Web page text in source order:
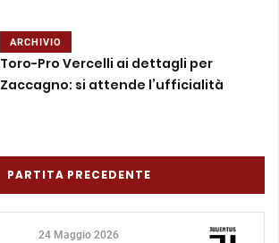
ARCHIVIO
Toro-Pro Vercelli ai dettagli per
Zaccagno: si attende l’ufficialità
PARTITA PRECEDENTE
24 Maggio 2026